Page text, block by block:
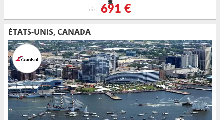
dès 691 €
ÉTATS-UNIS, CANADA